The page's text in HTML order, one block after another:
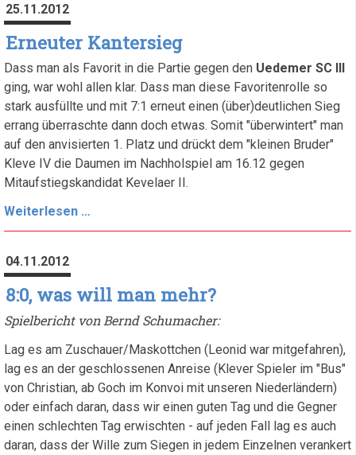
25.11.2012
Erneuter Kantersieg
Dass man als Favorit in die Partie gegen den Uedemer SC III
ging, war wohl allen klar. Dass man diese Favoritenrolle so
stark ausfüllte und mit 7:1 erneut einen (über)deutlichen Sieg
errang überraschte dann doch etwas. Somit "überwintert" man
auf den anvisierten 1. Platz und drückt dem "kleinen Bruder"
Kleve IV die Daumen im Nachholspiel am 16.12 gegen
Mitaufstiegskandidat Kevelaer II.
Weiterlesen …
Kantersieg
04.11.2012
8:0, was will man mehr?
Spielbericht von Bernd Schumacher:
Lag es am Zuschauer/Maskottchen (Leonid war mitgefahren),
lag es an der geschlossenen Anreise (Klever Spieler im "Bus"
von Christian, ab Goch im Konvoi mit unseren Niederländern)
oder einfach daran, dass wir einen guten Tag und die Gegner
einen schlechten Tag erwischten - auf jeden Fall lag es auch
daran, dass der Wille zum Siegen in jedem Einzelnen verankert